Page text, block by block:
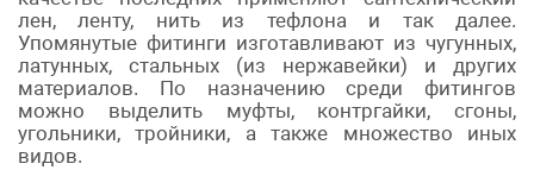
лен, ленту, нить из тефлона и так далее.
Упомянутые фитинги изготавливают из чугунных,
латунных, стальных (из нержавейки) и других
материалов. По назначению среди фитингов
можно выделить муфты, контргайки, сгоны,
угольники, тройники, а также множество иных
видов.